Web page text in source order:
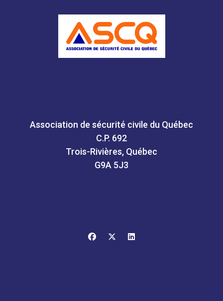
Association de sécurité civile du Québec
C.P. 692
Trois-Rivières, Québec
G9A 5J3
facebookx-twitterlinkedin